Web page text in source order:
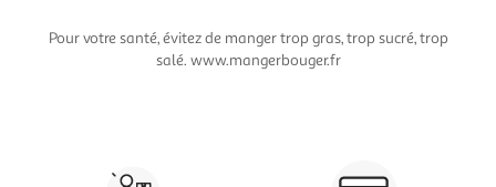
Pour votre santé, évitez de manger trop gras, trop sucré, trop
salé. www.mangerbouger.fr